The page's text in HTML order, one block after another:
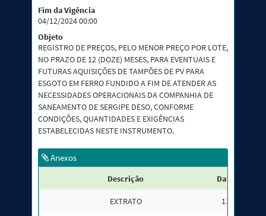
Fim da Vigência
04/12/2024 00:00
Objeto
REGISTRO DE PREÇOS, PELO MENOR PREÇO POR LOTE,
NO PRAZO DE 12 (DOZE) MESES, PARA EVENTUAIS E
FUTURAS AQUISIÇÕES DE TAMPÕES DE PV PARA
ESGOTO EM FERRO FUNDIDO A FIM DE ATENDER AS
NECESSIDADES OPERACIONAIS DA COMPANHIA DE
SANEAMENTO DE SERGIPE DESO, CONFORME
CONDIÇÕES, QUANTIDADES E EXIGÊNCIAS
ESTABELECIDAS NESTE INSTRUMENTO.
Anexos
Descrição Data da
EXTRATO 11/12/2023